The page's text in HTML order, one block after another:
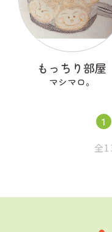
もっちり部屋
マシマロ。
1
全